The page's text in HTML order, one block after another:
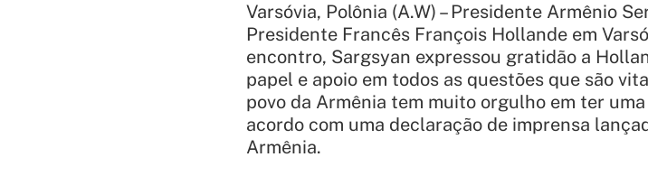
Varsóvia, Polônia (A.W) – Presidente Armênio
Presidente Francês François Hollande em
encontro, Sargsyan expressou gratidão a
papel e apoio em todos as questões que são
povo da Armênia tem muito orgulho em ter
acordo com uma declaração de imprensa
Armênia.